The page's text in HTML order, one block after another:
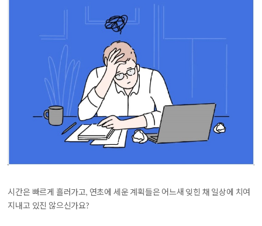
시간은 빠르게 흘러가고, 연초에 세운 계획들은 어느새 잊힌 채 일상에 치여
지내고 있진 않으신가요?